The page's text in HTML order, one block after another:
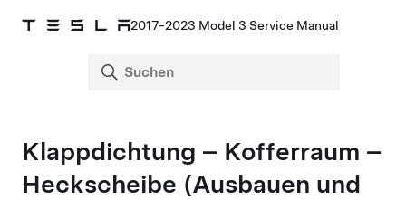
2017-2023 Model 3 Service Manual
Klappdichtung – Kofferraum –
Heckscheibe (Ausbauen und